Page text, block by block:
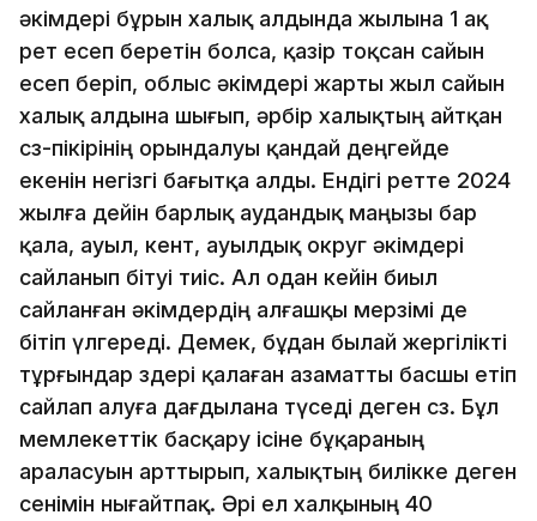
әкімдері бұрын халық алдында жылына 1 ақ
рет есеп беретін болса, қазір тоқсан сайын
есеп беріп, облыс әкімдері жарты жыл сайын
халық алдына шығып, әрбір халықтың айтқан
сөз-пікірінің орындалуы қандай деңгейде
екенін негізгі бағытқа алды. Ендігі ретте 2024
жылға дейін барлық аудандық маңызы бар
қала, ауыл, кент, ауылдық округ әкімдері
сайланып бітуі тиіс. Ал одан кейін биыл
сайланған әкімдердің алғашқы мерзімі де
бітіп үлгереді. Демек, бұдан былай жергілікті
тұрғындар өздері қалаған азаматты басшы етіп
сайлап алуға дағдылана түседі деген сөз. Бұл
мемлекеттік басқару ісіне бұқараның
араласуын арттырып, халықтың билікке деген
сенімін нығайтпақ. Әрі ел халқының 40